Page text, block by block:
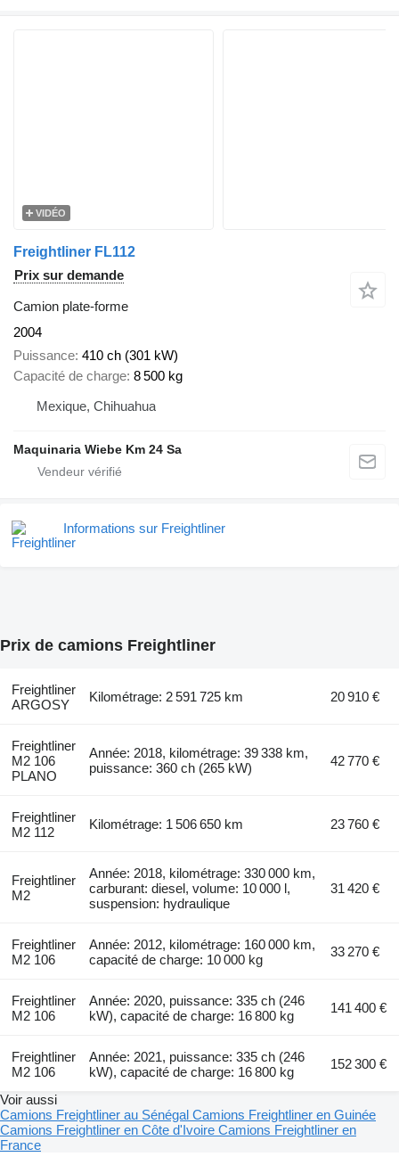
VIDÉO
Freightliner FL112
Prix sur demande
Camion plate-forme
2004
Puissance 410 ch (301 kW)
Capacité de charge 8 500 kg
Mexique, Chihuahua
Maquinaria Wiebe Km 24 Sa
Informations sur Freightliner
Prix de camions Freightliner
Freightliner
ARGOSY
Kilométrage: 2 591 725 km 20 910 €
Freightliner
M2 106
PLANO
Année: 2018, kilométrage: 39 338 km,
puissance: 360 ch (265 kW)
42 770 €
Freightliner
M2 112
Kilométrage: 1 506 650 km 23 760 €
Freightliner
M2
Année: 2018, kilométrage: 330 000 km,
carburant: diesel, volume: 10 000 l,
suspension: hydraulique
31 420 €
Freightliner
M2 106
Année: 2012, kilométrage: 160 000 km,
capacité de charge: 10 000 kg
33 270 €
Freightliner
M2 106
Année: 2020, puissance: 335 ch (246
kW), capacité de charge: 16 800 kg
141 400 €
Freightliner
M2 106
Année: 2021, puissance: 335 ch (246
kW), capacité de charge: 16 800 kg
152 300 €
Voir aussi
Camions Freightliner au Sénégal Camions Freightliner en Guinée
Camions Freightliner en Côte d'Ivoire Camions Freightliner en
France